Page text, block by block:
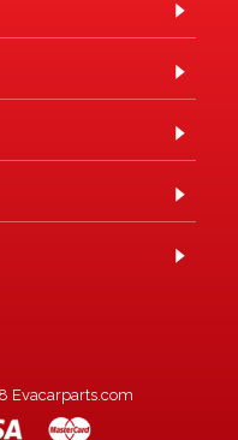
Evacarparts.com